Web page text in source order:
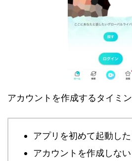
アカウントを作成するタイミ
アプリを初めて起動した
アカウントを作成しな